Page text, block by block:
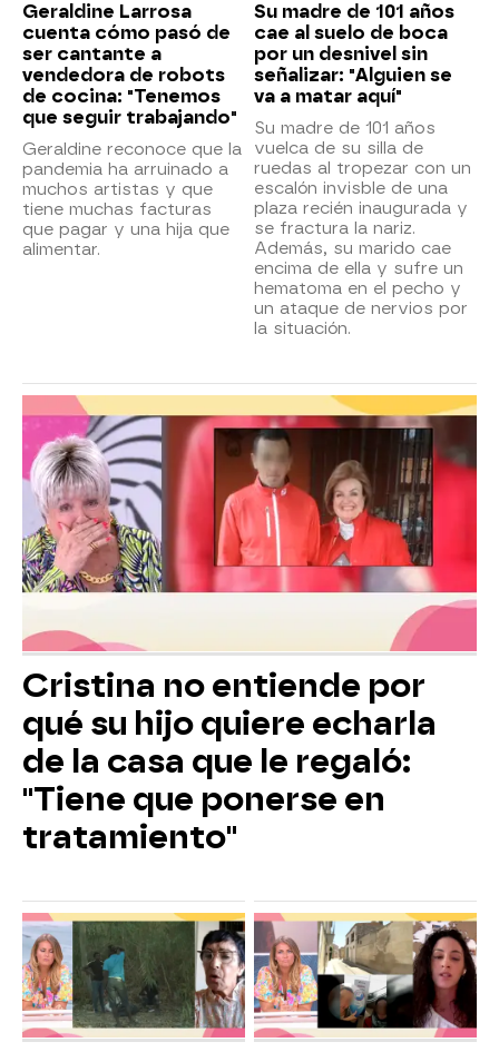
Geraldine Larrosa
cuenta cómo pasó de
ser cantante a
vendedora de robots
de cocina: "Tenemos
que seguir trabajando"
Geraldine reconoce que la
pandemia ha arruinado a
muchos artistas y que
tiene muchas facturas
que pagar y una hija que
alimentar.
Su madre de 101 años
cae al suelo de boca
por un desnivel sin
señalizar: "Alguien se
va a matar aquí"
Su madre de 101 años
vuelca de su silla de
ruedas al tropezar con un
escalón invisble de una
plaza recién inaugurada y
se fractura la nariz.
Además, su marido cae
encima de ella y sufre un
hematoma en el pecho y
un ataque de nervios por
la situación.
Cristina no entiende por
qué su hijo quiere echarla
de la casa que le regaló:
"Tiene que ponerse en
tratamiento"